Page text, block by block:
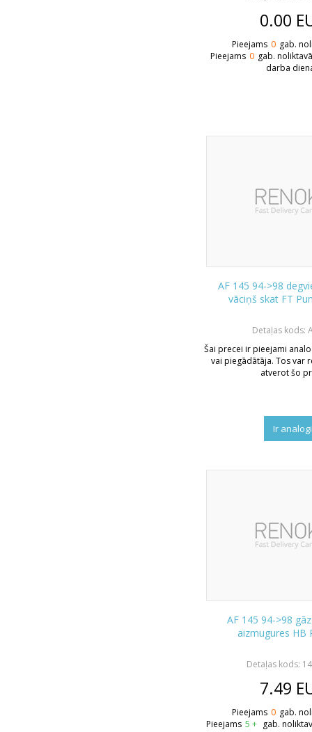
0.00
Pieejams 0 gab.
Pieejams 0 gab.
darba
AF 145 94->98
vāciņš skat FT
Detaļas kods:
Šai precei ir pieejami
vai piegādātāja. Tos var
atverot šo
Ir analogi
AF 145 94->98
aizmugures HB
Detaļas kods:
7.49
Pieejams 0 gab.
Pieejams 5 + gab.